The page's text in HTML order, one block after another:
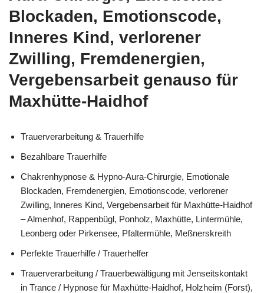
Blockaden, Emotionscode,
Inneres Kind, verlorener
Zwilling, Fremdenergien,
Vergebensarbeit genauso für
Maxhütte-Haidhof
Trauerverarbeitung & Trauerhilfe
Bezahlbare Trauerhilfe
Chakrenhypnose & Hypno-Aura-Chirurgie, Emotionale
Blockaden, Fremdenergien, Emotionscode, verlorener
Zwilling, Inneres Kind, Vergebensarbeit für Maxhütte-Haidhof
– Almenhof, Rappenbügl, Ponholz, Maxhütte, Lintermühle,
Leonberg oder Pirkensee, Pfaltermühle, Meßnerskreith
Perfekte Trauerhilfe / Trauerhelfer
Trauerverarbeitung / Trauerbewältigung mit Jenseitskontakt
in Trance / Hypnose für Maxhütte-Haidhof, Holzheim (Forst),